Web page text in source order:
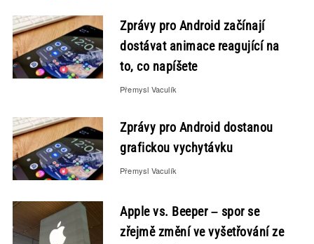
Zprávy pro Android začínají
dostávat animace reagující na
to, co napíšete
Přemysl Vaculík
Zprávy pro Android dostanou
grafickou vychytávku
Přemysl Vaculík
Apple vs. Beeper – spor se
zřejmě změní ve vyšetřování ze